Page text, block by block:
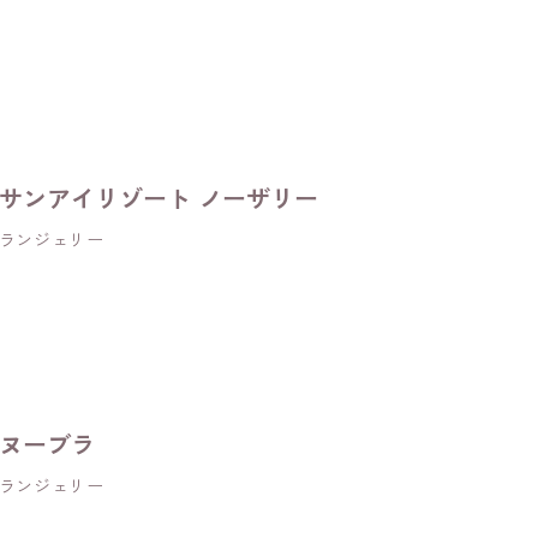
ンアイリゾート ノーザリー
ンジェリー
ーブラ
ンジェリー